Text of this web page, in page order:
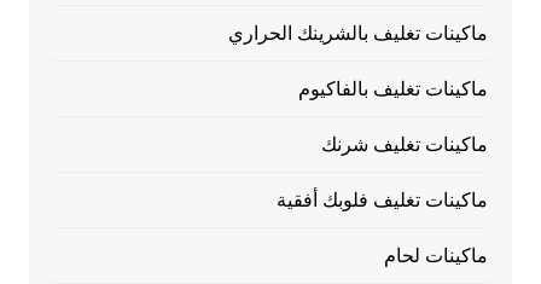
ماكينات تغليف بالشرينك الحراري
ماكينات تغليف بالفاكيوم
ماكينات تغليف شرنك
ماكينات تغليف فلوبك أفقية
ماكينات لحام